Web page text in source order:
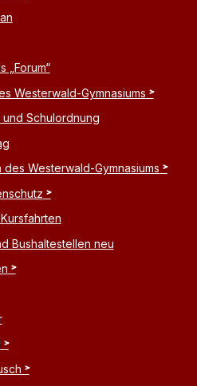
„Forum“
Westerwald-Gymnasiums
Schulordnung
des Westerwald-Gymnasiums
Bushaltestellen neu